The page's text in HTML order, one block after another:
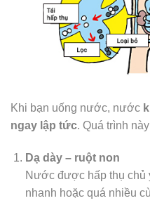
Khi bạn uống nước, nước
ngay lập tức. Quá trình
Dạ dày – ruột non
Nước được hấp thụ chủ
nhanh hoặc quá nhiều